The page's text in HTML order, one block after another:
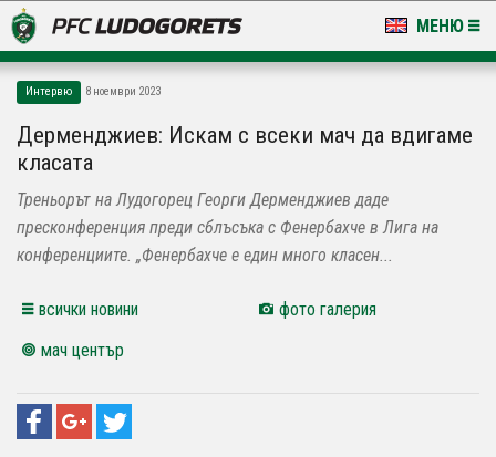
МЕНЮ
LUDOGORETS TV
НА ТЕРЕНА
СТАДИОН & БАЗИ
Интервю 8 ноември 2023
Дерменджиев: Искам с всеки мач да вдигаме
класата
Треньорът на Лудогорец Георги Дерменджиев даде
пресконференция преди сблъсъка с Фенербахче в Лига на
конференциите. „Фенербахче е един много класен...
всички новини
фото галерия
мач център